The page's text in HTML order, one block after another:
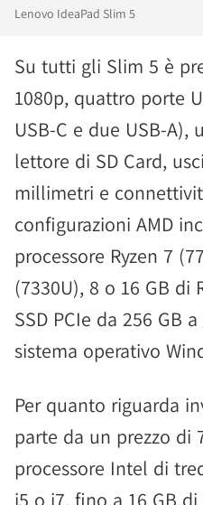
Lenovo IdeaPad Slim 5
Su tutti gli Slim 5 è
1080p, quattro porte
USB-C e due USB-A),
lettore di SD Card,
millimetri e
configurazioni AMD
processore Ryzen 7
(7330U), 8 o 16 GB di
SSD PCIe da 256 GB
sistema operativo
Per quanto riguarda
parte da un prezzo di
processore Intel di
i5 o i7, fino a 16 GB di